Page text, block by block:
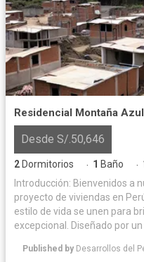
Residencial Montaña Azul
Desde S/.50,646
2 Dormitorios · 1 Baño ·
Introducción: Bienvenidos a
proyecto de viviendas en
estilo de vida se unen para
excepcional. Diseñado por
moderna, comodidades de
Published by Desarrollos del